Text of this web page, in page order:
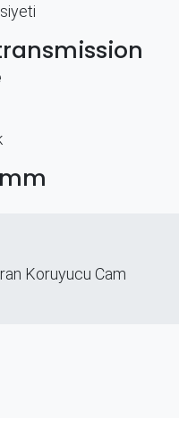
Koruyucu Cam